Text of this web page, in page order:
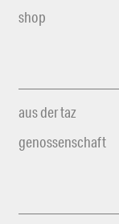
shop
aus der taz
genossenschaft